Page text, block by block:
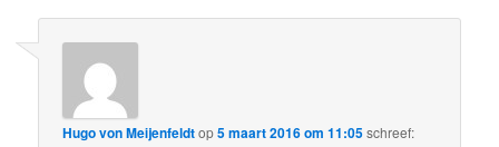
Hugo von Meijenfeldtop5 maart 2016 om 11:05schreef: